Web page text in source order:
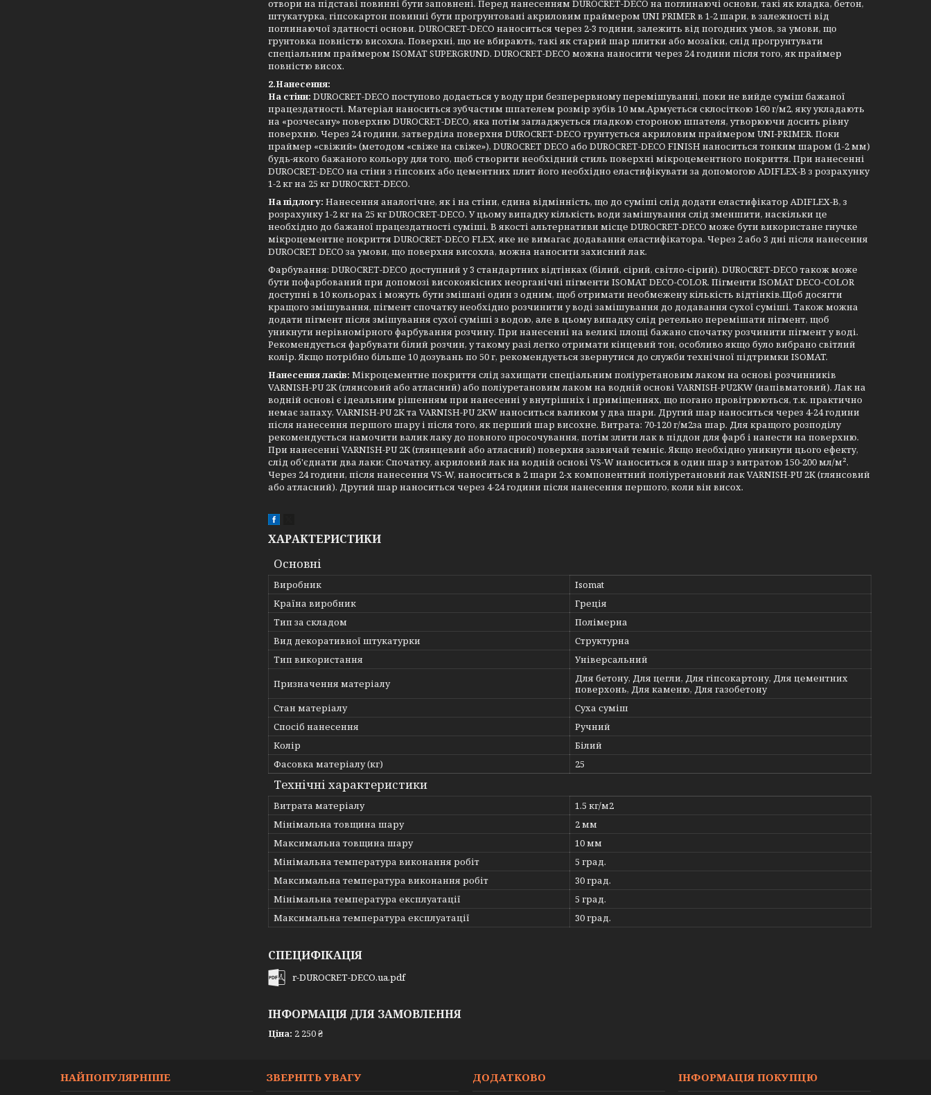
отвори на підставі повинні бути заповнені. Перед нанесенням DUROCRET-DECO на поглинаючі основи, такі як кладка, бетон,
штукатурка, гіпсокартон повинні бути прогрунтовані акриловим праймером UNI PRIMER в 1-2 шари, в залежності від
поглинаючої здатності основи. DUROCRET-DECO наноситься через 2-3 години, залежить від погодних умов, за умови, що
грунтовка повністю висохла. Поверхні, що не вбирають, такі як старий шар плитки або мозаїки, слід прогрунтувати
спеціальним праймером ISOMAT SUPERGRUND. DUROCRET-DECO можна наносити через 24 години після того, як праймер
повністю висох.
2.Нанесення:
На стіни: DUROCRET-DECO поступово додається у воду при безперервному перемішуванні, поки не вийде суміш бажаної
працездатності. Матеріал наноситься зубчастим шпателем розмір зубів 10 мм.Армується склосіткою 160 г/м2, яку укладають
на «розчесану» поверхню DUROCRET-DECO, яка потім загладжується гладкою стороною шпателя, утворюючи досить рівну
поверхню. Через 24 години, затверділа поверхня DUROCRET-DECO грунтується акриловим праймером UNI-PRIMER. Поки
праймер «свіжий» (методом «свіже на свіже»), DUROCRET DECO або DUROCRET-DECO FINISH наноситься тонким шаром (1-2 мм)
будь-якого бажаного кольору для того, щоб створити необхідний стиль поверхні мікроцементного покриття. При нанесенні
DUROCRET-DECO на стіни з гіпсових або цементних плит його необхідно еластифікувати за допомогою ADIFLEX-B з розрахунку
1-2 кг на 25 кг DUROCRET-DECO.
На підлогу: Нанесення аналогічне, як і на стіни, єдина відмінність, що до суміші слід додати еластифікатор ADIFLEX-B, з
розрахунку 1-2 кг на 25 кг DUROCRET-DECO. У цьому випадку кількість води замішування слід зменшити, наскільки це
необхідно до бажаної працездатності суміші. В якості альтернативи місце DUROCRET-DECO може бути використане гнучке
мікроцементне покриття DUROCRET-DECO FLEX, яке не вимагає додавання еластифікатора. Через 2 або 3 дні після нанесення
DUROCRET DECO за умови, що поверхня висохла, можна наносити захисний лак.
Фарбування: DUROCRET-DECO доступний у 3 стандартних відтінках (білий, сірий, світло-сірий). DUROCRET-DECO також може
бути пофарбований при допомозі високоякісних неорганічні пігменти ISOMAT DECO-COLOR. Пігменти ISOMAT DECO-COLOR
доступні в 10 кольорах і можуть бути змішані один з одним, щоб отримати необмежену кількість відтінків.​​​​​​​Щоб досягти
кращого змішування, пігмент спочатку необхідно розчинити у воді замішування до додавання сухої суміші. Також можна
додати пігмент після змішування сухої суміші з водою, але в цьому випадку слід ретельно перемішати пігмент, щоб
уникнути нерівномірного фарбування розчину. При нанесенні на великі площі бажано спочатку розчинити пігмент у воді.
Рекомендується фарбувати білий розчин, у такому разі легко отримати кінцевий тон, особливо якщо було вибрано світлий
колір. Якщо потрібно більше 10 дозувань по 50 г, рекомендується звернутися до служби технічної підтримки ISOMAT.
Нанесення лаків: Мікроцементне покриття слід захищати спеціальним поліуретановим лаком на основі розчинників
VARNISH-PU 2K (глянсовий або атласний) або поліуретановим лаком на водній основі VARNISH-PU2KW (напівматовий). Лак на
водній основі є ідеальним рішенням при нанесенні у внутрішніх і приміщеннях, що погано провітрюються, т.к. практично
немає запаху. VARNISH-PU 2K та VARNISH-PU 2KW наноситься валиком у два шари. Другий шар наноситься через 4-24 години
після нанесення першого шару і після того, як перший шар висохне. Витрата: 70-120 г/м2за шар. Для кращого розподілу
рекомендується намочити валик лаку до повного просочування, потім злити лак в піддон для фарб і нанести на поверхню.
При нанесенні VARNISH-PU 2K (глянцевий або атласний) поверхня зазвичай темніє. Якщо необхідно уникнути цього ефекту,
слід об'єднати два лаки: Спочатку, акриловий лак на водній основі VS-W наноситься в один шар з витратою 150-200 мл/м².
Через 24 години, після нанесення VS-W, наноситься в 2 шари 2-х компонентний поліуретановий лак VARNISH-PU 2K (глянсовий
або атласний). Другий шар наноситься через 4-24 години після нанесення першого, коли він висох.
ХАРАКТЕРИСТИКИ
Основні
Виробник
Isomat
Країна виробник
Греція
Тип за складом
Полімерна
Вид декоративної штукатурки
Структурна
Тип використання
Універсальний
Призначення матеріалу
Для бетону, Для цегли, Для гіпсокартону, Для цементних
поверхонь, Для каменю, Для газобетону
Стан матеріалу
Суха суміш
Спосіб нанесення
Ручний
Колір
Білий
Фасовка матеріалу (кг)
25
Технічні характеристики
Витрата матеріалу
1.5 кг/м2
Мінімальна товщина шару
2 мм
Максимальна товщина шару
10 мм
Мінімальна температура виконання робіт
5 град.
Максимальна температура виконання робіт
30 град.
Мінімальна температура експлуатації
5 град.
Максимальна температура експлуатації
30 град.
СПЕЦИФІКАЦІЯ
r-DUROCRET-DECO.ua.pdf
ІНФОРМАЦІЯ ДЛЯ ЗАМОВЛЕННЯ
Ціна: 2 250 ₴
НАЙПОПУЛЯРНІШЕ ЗВЕРНІТЬ УВАГУ ДОДАТКОВО ІНФОРМАЦІЯ ПОКУПЦЮ